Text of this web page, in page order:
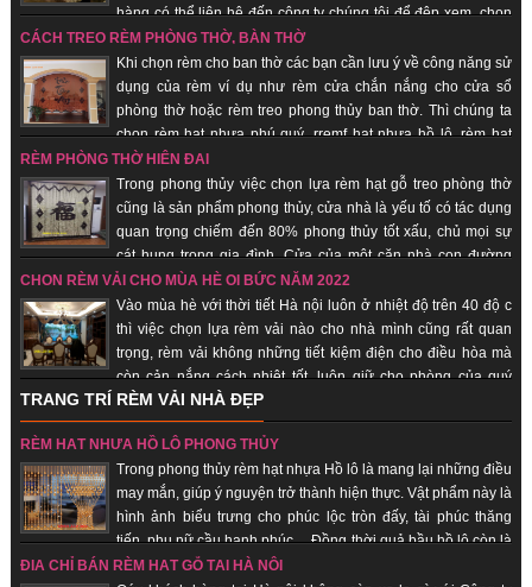
hàng có thể liên hệ đến công ty chúng tôi để đệp xem, chọn
sản phẩm đẹp cho quán của mình, với đội ngũ nhân viên lâu năm trong
trang trí quán spa giúp quý khách hàng tiết kiệm chi phí, được sử dụng sản
phẩm đẹp, rẻ.
CÁCH TREO RÈM PHÒNG THỜ, BÀN THỜ
Khi chọn rèm cho ban thờ các bạn cần lưu ý về công năng sử
dụng của rèm ví dụ như rèm cửa chắn nắng cho cửa sổ
phòng thờ hoặc rèm treo phong thủy ban thờ. Thì chúng ta
chọn rèm hạt nhựa phú quý, rremf hạt nhựa hồ lô, rèm hạt
gỗ... những sản phẩm mang lại sự tôn nghiêm, sang trọng, may mắn, tài lộc
đến với quý khách hàng.
RÈM PHÒNG THỜ HIỆN ĐẠI
Trong phong thủy việc chọn lựa rèm hạt gỗ treo phòng thờ
cũng là sản phẩm phong thủy, cửa nhà là yếu tố có tác dụng
quan trọng chiếm đến 80% phong thủy tốt xấu, chủ mọi sự
cát hung trong gia đình. Cửa của một căn nhà con đường
thông dẫn khí từ bên ngoài vào bên trong nhà. Chính vì vậy các loại vật
dụng đi kèm, trang trí cho cửa nhà nói chung và rèm hạt gỗ phong thủy là
những vật phẩm quan trọng giúp gia chủ hút vượng khí, tài vận, đem lại may
mắn, bình an.
CHỌN RÈM VẢI CHO MÙA HÈ OI BỨC NĂM 2022
Vào mùa hè với thời tiết Hà nội luôn ở nhiệt độ trên 40 độ c
thì việc chọn lựa rèm vải nào cho nhà mình cũng rất quan
trọng, rèm vải không những tiết kiệm điện cho điều hòa mà
còn cản nắng cách nhiệt tốt, luôn giữ cho phòng của quý
khách hàng luôn mát. Khi ai đó nhìn vào chiếc rèm của của một căn hộ,
người ta sẽ đánh giá được “gu” thẩm mỹ chủ nhân, nói cách khác, rèm vải
sẽ thể hiện cá tính, con người của bạn. Không những thế, những chiếc rèm
vải phù hợp sẽ giúp cho sinh hoạt gia đình thuận tiện, giảm đi được cái
nắng gắt của mùa hè.
TRANG TRÍ RÈM VẢI NHÀ ĐẸP
RÈM HẠT NHỰA HỒ LÔ PHONG THỦY
Trong phong thủy rèm hạt nhựa Hồ lô là mang lại những điều
may mắn, giúp ý nguyện trở thành hiện thực. Vật phẩm này là
hình ảnh biểu trưng cho phúc lộc tròn đấy, tài phúc thăng
tiến, phụ nữ cầu hạnh phúc… Đồng thời quả bầu hồ lô còn là
biểu trưng cho sự hài hòa âm dương. Nhận sản xuất theo đơn hàng, giao
ĐỊA CHỈ BÁN RÈM HẠT GỖ TẠI HÀ NỘI